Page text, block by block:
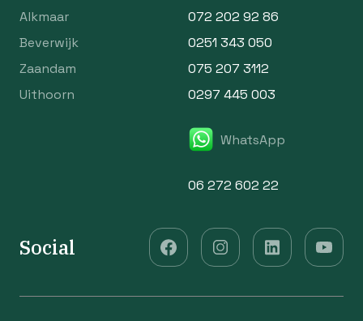
Alkmaar
072 202 92 86
Beverwijk
0251 343 050
Zaandam
075 207 3112
Uithoorn
0297 445 003
WhatsApp
06 272 602 22
Social